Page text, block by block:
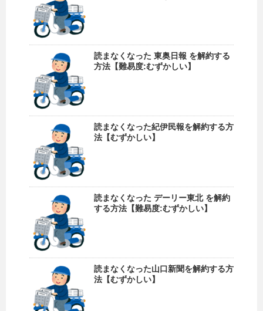
読まなくなった 東奥日報 を解約する
方法【難易度:むずかしい】
読まなくなった紀伊民報を解約する方
法【むずかしい】
読まなくなった デーリー東北 を解約
する方法【難易度:むずかしい】
読まなくなった山口新聞を解約する方
法【むずかしい】